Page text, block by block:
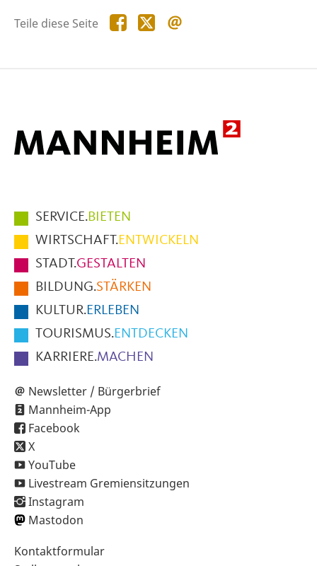
Seite
Teile diese Seite Teile
diese
Teile
diese
Hauptmenüpunkte
im
Fußbereich
der
Seite
SERVICE.BIETEN
WIRTSCHAFT.ENTWICKELN
STADT.GESTALTEN
BILDUNG.STÄRKEN
KULTUR.ERLEBEN
TOURISMUS.ENTDECKEN
KARRIERE.MACHEN
Newsletter / Bürgerbrief
Mannheim-App
Facebook
X
YouTube
Livestream Gremiensitzungen
Instagram
Mastodon
Sekundärnavigation
Kontaktformular